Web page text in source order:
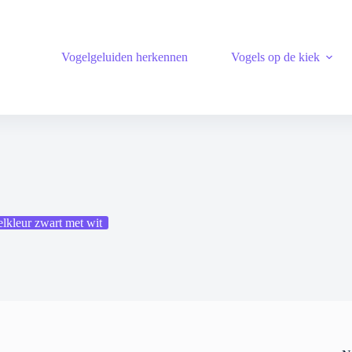
Vogelgeluiden herkennen Vogels op de kiek
zwart met wit